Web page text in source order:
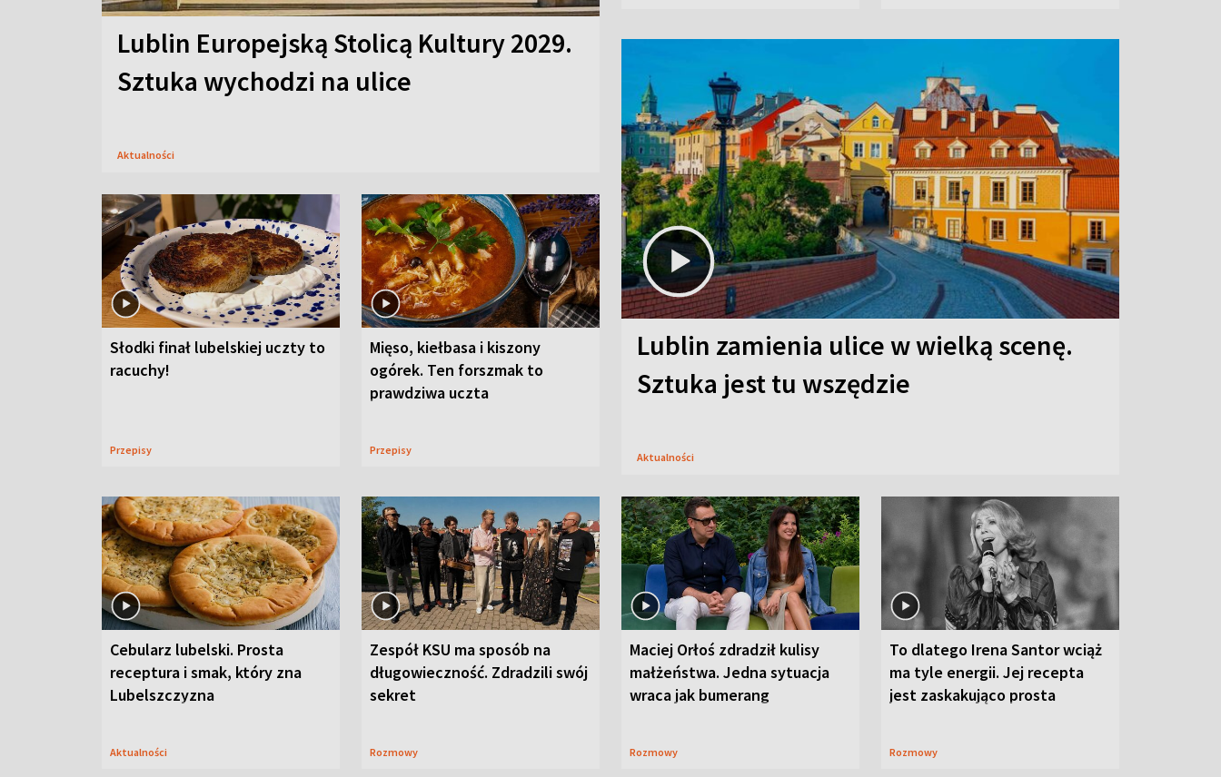
Lublin Europejską Stolicą Kultury 2029.
Sztuka wychodzi na ulice
Aktualności
Słodki finał lubelskiej uczty to
racuchy!
Przepisy
Mięso, kiełbasa i kiszony
ogórek. Ten forszmak to
prawdziwa uczta
Przepisy
Lublin zamienia ulice w wielką scenę.
Sztuka jest tu wszędzie
Aktualności
Cebularz lubelski. Prosta
receptura i smak, który zna
Lubelszczyzna
Aktualności
Zespół KSU ma sposób na
długowieczność. Zdradzili swój
sekret
Rozmowy
Maciej Orłoś zdradził kulisy
małżeństwa. Jedna sytuacja
wraca jak bumerang
Rozmowy
To dlatego Irena Santor wciąż
ma tyle energii. Jej recepta
jest zaskakująco prosta
Rozmowy